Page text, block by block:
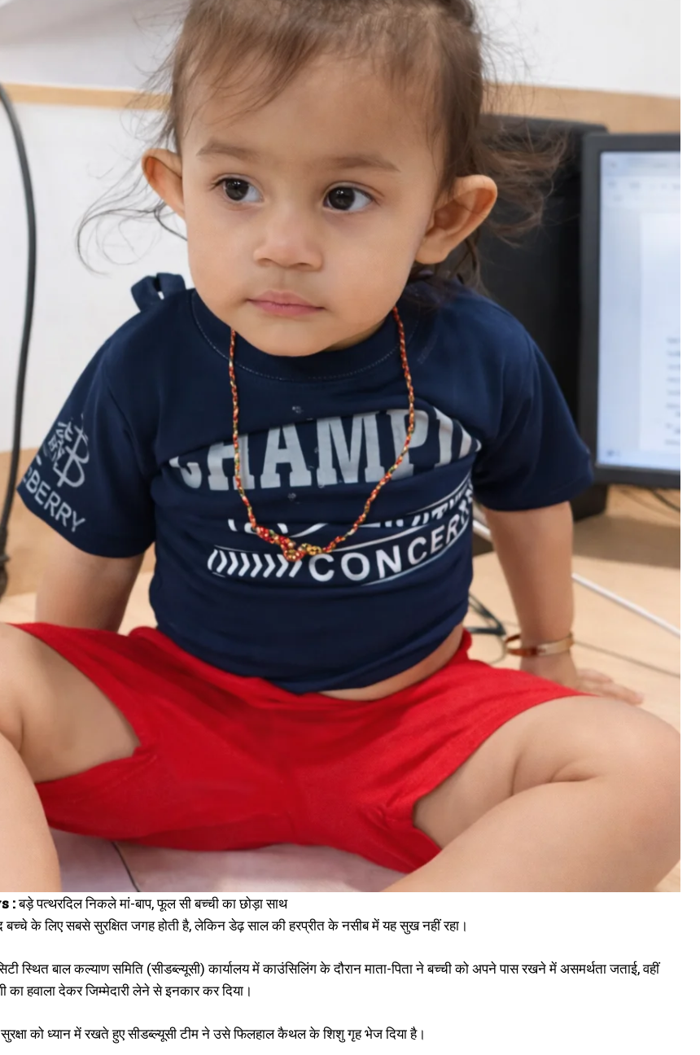
:बड़े पत्थरदिल निकले मां-बाप, फूल सी बच्ची का छोड़ा साथ
बच्चे के लिए सबसे सुरक्षित जगह होती है, लेकिन डेढ़ साल की हरप्रीत के नसीब में यह सुख नहीं रहा।
स्थित बाल कल्याण समिति (सीडब्ल्यूसी) कार्यालय में काउंसिलिंग के दौरान माता-पिता ने बच्ची को अपने पास रखने में असमर्थता जताई, वहीं
का हवाला देकर जिम्मेदारी लेने से इनकार कर दिया।
को ध्यान में रखते हुए सीडब्ल्यूसी टीम ने उसे फिलहाल कैथल के शिशु गृह भेज दिया है।